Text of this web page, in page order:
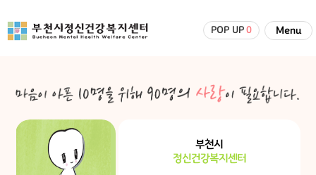
POP UP 0 Menu
부천시
정신건강복지센터